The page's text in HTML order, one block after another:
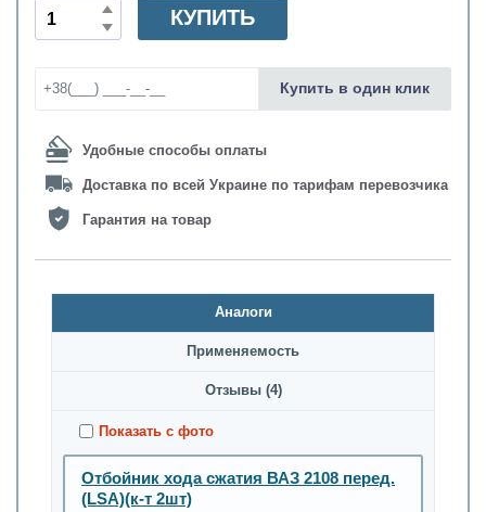
Удобные способы оплаты
Доставка по всей Украине по тарифам перевозчика
Гарантия на товар
КУПИТЬ
Купить в один клик
Аналоги
Применяемость
Oтзывы (4)
Показать с фото
Отбойник хода сжатия ВАЗ 2108 перед.
(LSA)(к-т 2шт)